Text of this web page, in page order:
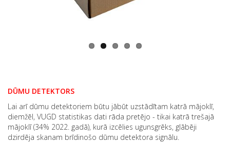
DŪMU DETEKTORS
Lai arī dūmu detektoriem būtu jābūt uzstādītam katrā mājoklī,
diemžēl, VUGD statistikas dati rāda pretējo - tikai katrā trešajā
mājoklī (34% 2022. gadā), kurā izcēlies ugunsgrēks, glābēji
dzirdēja skanam brīdinošo dūmu detektora signālu.